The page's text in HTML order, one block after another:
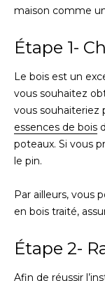
maison comme
Étape 1-
Le bois est un
vous souhaitez
vous souhaiteriez
essences de bois
poteaux. Si vous
le pin.
Par ailleurs, vous
en bois traité,
Étape 2-
Afin de réussir